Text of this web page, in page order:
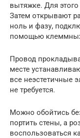
вытяжке. Для
Затем открывают
ноль и фазу,
помощью
Провод
месте
все неэстетичные
не требуется.
Можно обойтись
портить стены, а
воспользоваться